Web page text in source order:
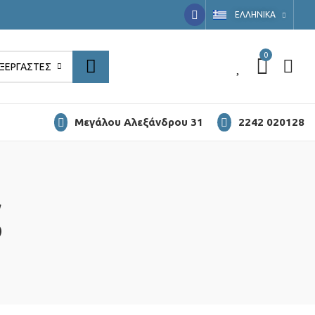
EΛΛΗΝΙΚΆ
0
Μεγάλου Αλεξάνδρου 31 2242 020128